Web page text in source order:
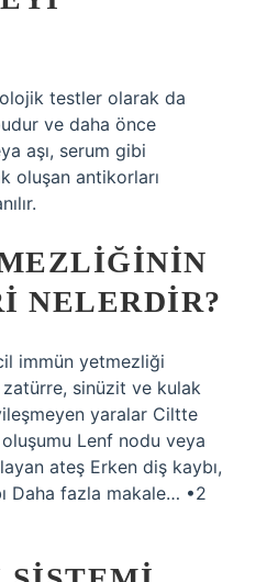
testler olarak da
ve daha önce
aşı, serum gibi
oluşan antikorları
NELERDIR?
immün yetmezliği
sinüzit ve kulak
yaralar Ciltte
Lenf nodu veya
ateş Erken diş kaybı,
Daha fazla makale… •2